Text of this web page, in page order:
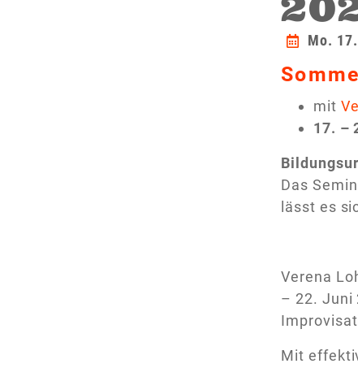
Mo.
mit
17. –
Das
lässt es
Verena
– 22. Juni
Mit